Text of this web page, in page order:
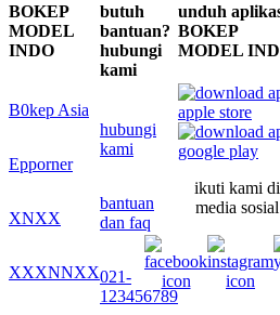
BOKEP
MODEL
INDO
B0kep Asia
Epporner
XNXX
XXXNNXX
butuh
bantuan?
hubungi
kami
hubungi
kami
bantuan
dan faq
021-
123456789
unduh
BOKEP
MODEL
ikuti kami di
media sosial